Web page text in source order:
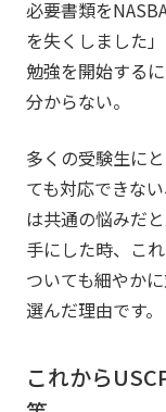
必要書類を
を失くしました
勉強を開始する
分からない。
多くの受験生に
ても対応できな
は共通の悩みだ
手にした時、こ
ついても細やか
選んだ理由です。
これから